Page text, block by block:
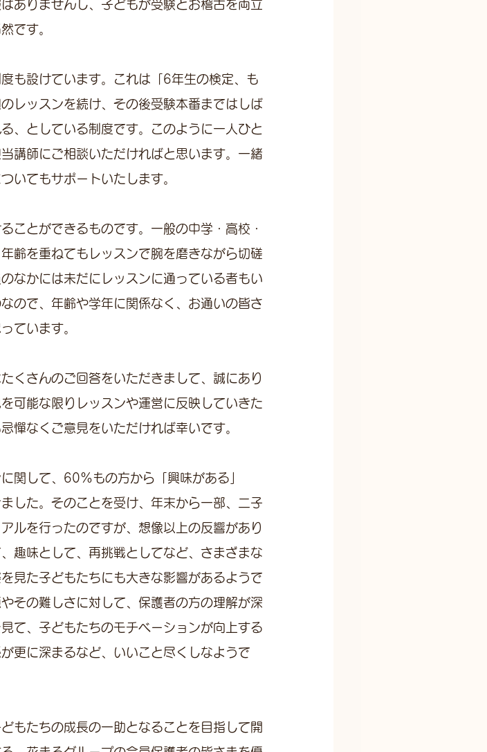
ありませんし、子どもが受験とお稽古を両立
です。
も設けています。これは「6年生の検定、も
レッスンを続け、その後受験本番まではしば
、としている制度です。このように一人ひと
講師にご相談いただければと思います。一緒
いてもサポートいたします。
とができるものです。一般の中学・高校・
齢を重ねてもレッスンで腕を磨きながら切磋
なかには未だにレッスンに通っている者もい
ので、年齢や学年に関係なく、お通いの皆さ
ています。
くさんのご回答をいただきまして、誠にあり
可能な限りレッスンや運営に反映していきた
憚なくご意見をいただければ幸いです。
関して、60%もの方から「興味がある」
した。そのことを受け、年末から一部、二子
ルを行ったのですが、想像以上の反響があり
趣味として、再挑戦としてなど、さまざまな
見た子どもたちにも大きな影響があるようで
その難しさに対して、保護者の方の理解が深
て、子どもたちのモチベーションが向上する
更に深まるなど、いいこと尽くしなようで
もたちの成長の一助となることを目指して開